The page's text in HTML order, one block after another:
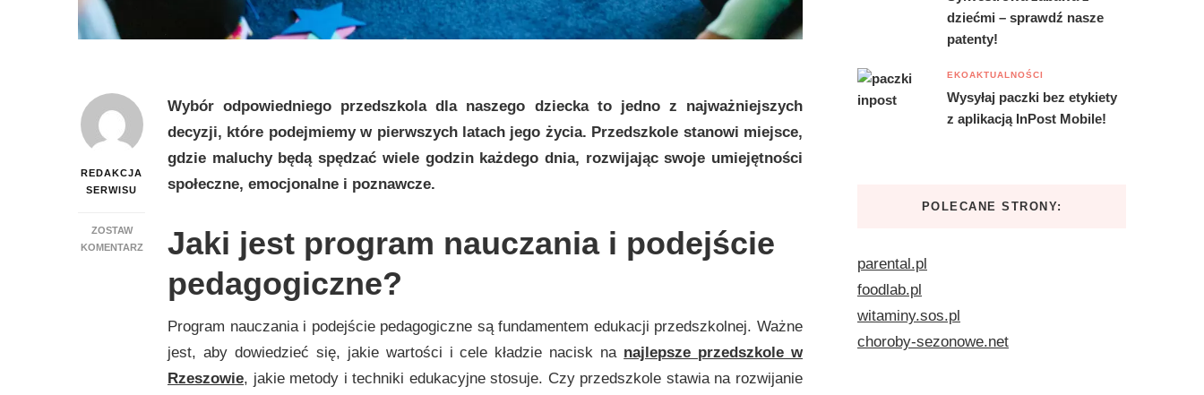
REDAKCJA
SERWISU
ZOSTAW
KOMENTARZDO
WYBRAĆ
NAJLEPSZE
Wybór odpowiedniego przedszkola dla naszego dziecka to jedno z najważniejszych
decyzji, które podejmiemy w pierwszych latach jego życia. Przedszkole stanowi miejsce,
gdzie maluchy będą spędzać wiele godzin każdego dnia, rozwijając swoje umiejętności
społeczne, emocjonalne i poznawcze.
Jaki jest program nauczania i podejście
pedagogiczne?
Program nauczania i podejście pedagogiczne są fundamentem edukacji przedszkolnej. Ważne
jest, aby dowiedzieć się, jakie wartości i cele kładzie nacisk na najlepsze przedszkole w
Rzeszowie, jakie metody i techniki edukacyjne stosuje. Czy przedszkole stawia na rozwijanie
dziećmi – sprawdź nasze
patenty!
EKOAKTUALNOŚCI
Wysyłaj paczki bez etykiety
z aplikacją InPost Mobile!
POLECANE STRONY:
parental.pl
foodlab.pl
witaminy.sos.pl
choroby-sezonowe.net